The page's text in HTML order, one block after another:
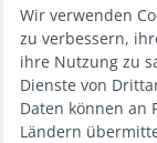
ÜBER UNS
O nás
Nákupy
Wir verwenden
zu verbessern,
ihre Nutzung zu
Dienste von
Daten können an
Ländern